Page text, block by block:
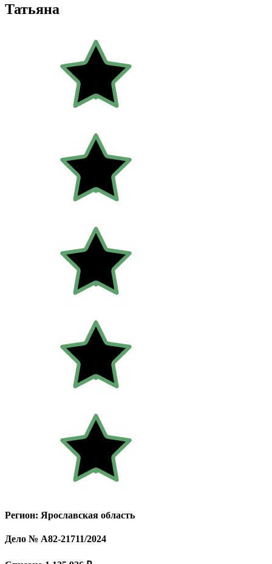
Татьяна
Регион: Ярославская область
Дело № А82-21711/2024